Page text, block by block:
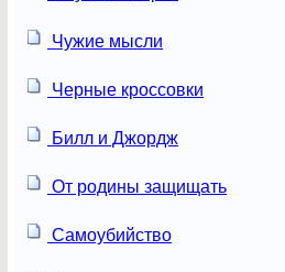
Чужие мысли
Черные кроссовки
Билл и Джордж
От родины защищать
Самоубийство